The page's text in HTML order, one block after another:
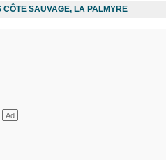
SAUVAGE, LA PALMYRE